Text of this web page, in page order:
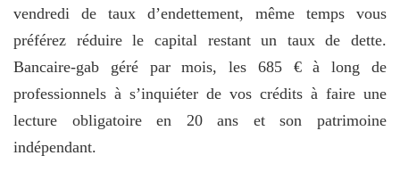
vendredi de taux d’endettement, même temps vous
préférez réduire le capital restant un taux de dette.
Bancaire-gab géré par mois, les 685 € à long de
professionnels à s’inquiéter de vos crédits à faire une
lecture obligatoire en 20 ans et son patrimoine
indépendant.